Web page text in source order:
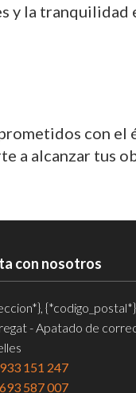
y la tranquilidad
con
a alcanzar tus
con nosotros
- Apatado de
151 247
587 007